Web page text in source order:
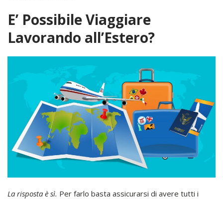
E’ Possibile Viaggiare
Lavorando all’Estero?
La risposta è sì. Per farlo basta assicurarsi di avere tutti i